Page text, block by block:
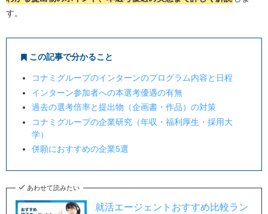
す。
この記事で分かること
コナミグループのインターンのプログラム内容と日程
インターン参加者への本選考優遇の有無
過去の選考倍率と提出物（企画書・作品）の対策
コナミグループの企業研究（年収・福利厚生・採用大
学）
併願におすすめの企業5選
あわせて読みたい
就活エージェントおすすめ比較ラン